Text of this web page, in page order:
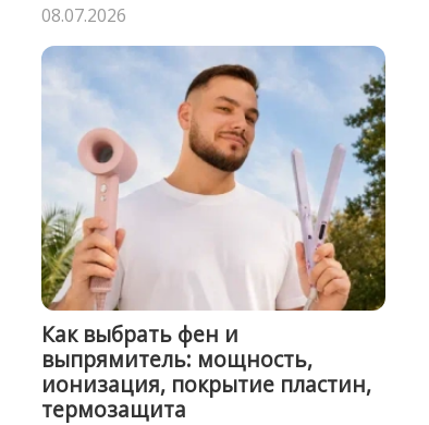
08.07.2026
Как выбрать фен и
выпрямитель: мощность,
ионизация, покрытие пластин,
термозащита